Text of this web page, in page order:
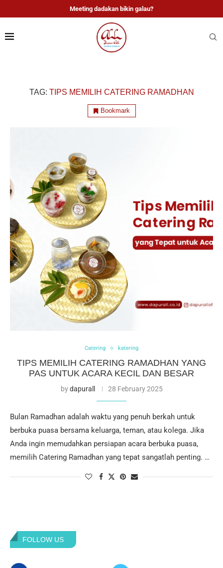
Meeting dadakan bikin galau?
TAG: TIPS MEMILIH CATERING RAMADHAN
Bookmark
Catering katering
TIPS MEMILIH CATERING RAMADHAN YANG
PAS UNTUK ACARA KECIL DAN BESAR
bydapurall 28 February 2025
Bulan Ramadhan adalah waktu yang penuh berkah untuk
berbuka puasa bersama keluarga, teman, atau kolega. Jika
Anda ingin memudahkan persiapan acara berbuka puasa,
memilih Catering Ramadhan yang tepat sangatlah penting. …
FOLLOW US